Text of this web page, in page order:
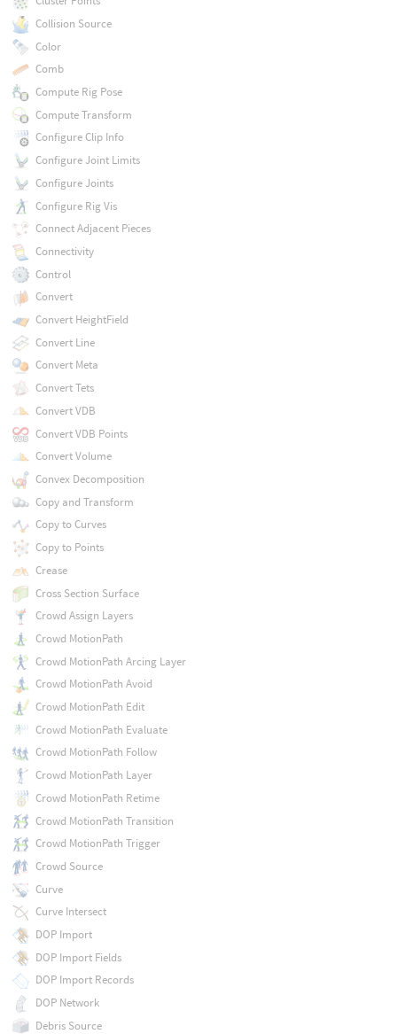
Collision Source
Color
Comb
Compute Rig Pose
Compute Transform
Configure Clip Info
Configure Joint Limits
Configure Joints
Configure Rig Vis
Connect Adjacent Pieces
Connectivity
Control
Convert
Convert HeightField
Convert Line
Convert Meta
Convert Tets
Convert VDB
Convert VDB Points
Convert Volume
Convex Decomposition
Copy and Transform
Copy to Curves
Copy to Points
Crease
Cross Section Surface
Crowd Assign Layers
Crowd MotionPath
Crowd MotionPath Arcing Layer
Crowd MotionPath Avoid
Crowd MotionPath Edit
Crowd MotionPath Evaluate
Crowd MotionPath Follow
Crowd MotionPath Layer
Crowd MotionPath Retime
Crowd MotionPath Transition
Crowd MotionPath Trigger
Crowd Source
Curve
Curve Intersect
DOP Import
DOP Import Fields
DOP Import Records
DOP Network
Debris Source